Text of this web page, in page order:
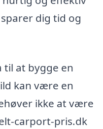
dig tid og
at bygge en
kan være en
ikke at være
carport-pris.dk